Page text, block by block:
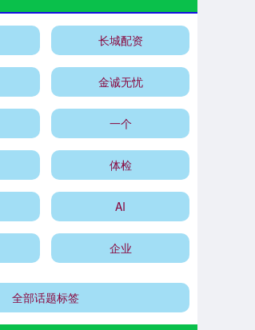
长城配资
金诚无忧
一个
体检
AI
企业
全部话题标签